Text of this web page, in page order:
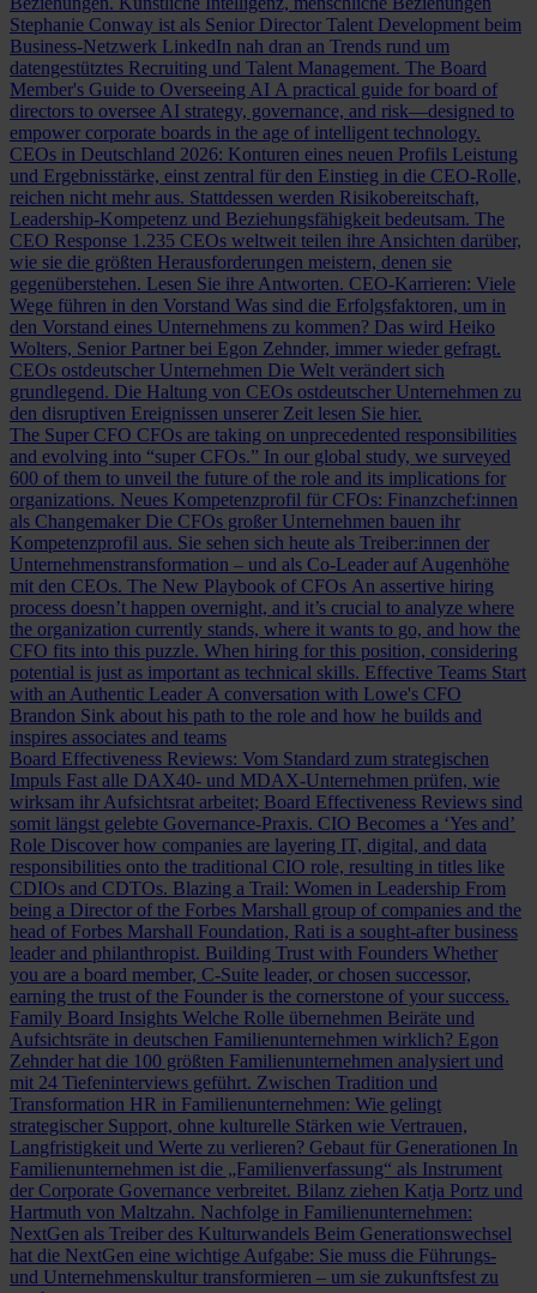
Stephanie Conway ist als Senior Director Talent Development beim
Business-Netzwerk LinkedIn nah dran an Trends rund um
datengestütztes Recruiting und Talent Management. The Board
Member's Guide to Overseeing AI A practical guide for board of
directors to oversee AI strategy, governance, and risk—designed to
empower corporate boards in the age of intelligent technology.
CEOs in Deutschland 2026: Konturen eines neuen Profils Leistung
und Ergebnisstärke, einst zentral für den Einstieg in die CEO-Rolle,
reichen nicht mehr aus. Stattdessen werden Risikobereitschaft,
Leadership-Kompetenz und Beziehungsfähigkeit bedeutsam. The
CEO Response 1.235 CEOs weltweit teilen ihre Ansichten darüber,
wie sie die größten Herausforderungen meistern, denen sie
gegenüberstehen. Lesen Sie ihre Antworten. CEO-Karrieren: Viele
Wege führen in den Vorstand Was sind die Erfolgsfaktoren, um in
den Vorstand eines Unternehmens zu kommen? Das wird Heiko
Wolters, Senior Partner bei Egon Zehnder, immer wieder gefragt.
CEOs ostdeutscher Unternehmen Die Welt verändert sich
grundlegend. Die Haltung von CEOs ostdeutscher Unternehmen zu
den disruptiven Ereignissen unserer Zeit lesen Sie hier.
The Super CFO CFOs are taking on unprecedented responsibilities
and evolving into “super CFOs.” In our global study, we surveyed
600 of them to unveil the future of the role and its implications for
organizations. Neues Kompetenzprofil für CFOs: Finanzchef:innen
als Changemaker Die CFOs großer Unternehmen bauen ihr
Kompetenzprofil aus. Sie sehen sich heute als Treiber:innen der
Unternehmenstransformation – und als Co-Leader auf Augenhöhe
mit den CEOs. The New Playbook of CFOs An assertive hiring
process doesn’t happen overnight, and it’s crucial to analyze where
the organization currently stands, where it wants to go, and how the
CFO fits into this puzzle. When hiring for this position, considering
potential is just as important as technical skills. Effective Teams Start
with an Authentic Leader A conversation with Lowe's CFO
Brandon Sink about his path to the role and how he builds and
inspires associates and teams
Board Effectiveness Reviews: Vom Standard zum strategischen
Impuls Fast alle DAX40- und MDAX-Unternehmen prüfen, wie
wirksam ihr Aufsichtsrat arbeitet; Board Effectiveness Reviews sind
somit längst gelebte Governance-Praxis. CIO Becomes a ‘Yes and’
Role Discover how companies are layering IT, digital, and data
responsibilities onto the traditional CIO role, resulting in titles like
CDIOs and CDTOs. Blazing a Trail: Women in Leadership From
being a Director of the Forbes Marshall group of companies and the
head of Forbes Marshall Foundation, Rati is a sought-after business
leader and philanthropist. Building Trust with Founders Whether
you are a board member, C-Suite leader, or chosen successor,
earning the trust of the Founder is the cornerstone of your success.
Family Board Insights Welche Rolle übernehmen Beiräte und
Aufsichtsräte in deutschen Familienunternehmen wirklich? Egon
Zehnder hat die 100 größten Familienunternehmen analysiert und
mit 24 Tiefeninterviews geführt. Zwischen Tradition und
Transformation HR in Familienunternehmen: Wie gelingt
strategischer Support, ohne kulturelle Stärken wie Vertrauen,
Langfristigkeit und Werte zu verlieren? Gebaut für Generationen In
Familienunternehmen ist die „Familienverfassung“ als Instrument
der Corporate Governance verbreitet. Bilanz ziehen Katja Portz und
Hartmuth von Maltzahn. Nachfolge in Familienunternehmen:
NextGen als Treiber des Kulturwandels Beim Generationswechsel
hat die NextGen eine wichtige Aufgabe: Sie muss die Führungs-
und Unternehmenskultur transformieren – um sie zukunftsfest zu